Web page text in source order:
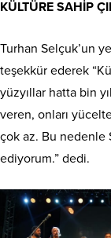
KÜLTÜRE SAHİP
Turhan Selçuk’un
teşekkür ederek
yüzyıllar hatta bin
veren, onları
çok az. Bu nedenle
ediyorum.” dedi.